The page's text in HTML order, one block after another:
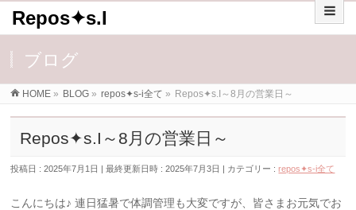
Repos✦s.I
ブログ
HOME » BLOG » repos✦s-i全て » Repos✦s.I～8月の営業日～
Repos✦s.I～8月の営業日～
投稿日 : 2025年7月1日 最終更新日時 : 2025年7月3日 カテゴリー :repos✦s-i全て
こんにちは♪ 連日猛暑で体調管理も大変ですが、皆さまお元気でお